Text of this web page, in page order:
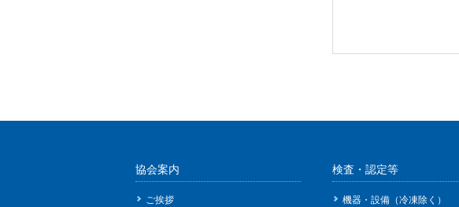
協会案内
ご挨拶
検査・認定等
機器・設備（冷凍除く）